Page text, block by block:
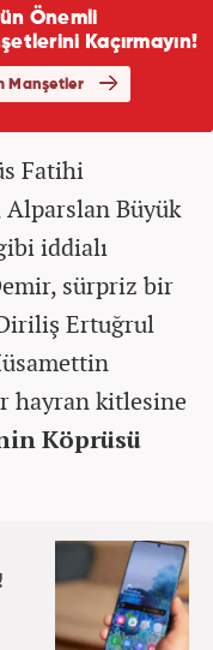
Fatihi
Büyük
iddialı
sürpriz bir
Ertuğrul
hayran kitlesine
Köprüsü